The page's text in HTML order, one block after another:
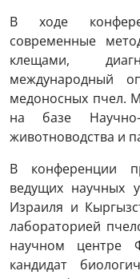
В ходе
современные
клещами,
международный
медоносных пчел.
на базе Научно-
животноводства и
В конференции
ведущих научных
Израиля и
лабораторией
научном центре
кандидат